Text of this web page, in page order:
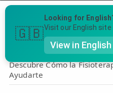
👤 Mi Cuenta
Llámanos al 91
Te puede ser
Tórax ›
¿Dolor
Descubre Cómo la
Ayudarte
🇬🇧
Looking for
Visit our English site
View in